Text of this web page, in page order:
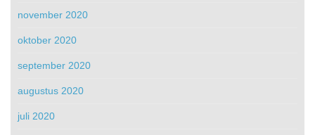
november 2020
oktober 2020
september 2020
augustus 2020
juli 2020